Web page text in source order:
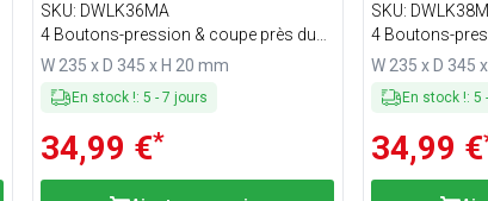
SKU: DWLK36MA
4 Boutons-pression & coupe près du
corps
W 235 x D 345 x H 20 mm
En stock !:5 -7 jours
34,99 €*
SKU:
4 Boutons-
corps
W 235 x D 345
En stock !:5
34,99 €